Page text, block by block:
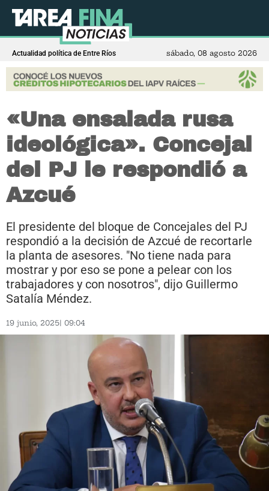
Actualidad política de Entre Ríos sábado, 08 agosto 2026
«Una ensalada rusa
ideológica». Concejal
del PJ le respondió a
Azcué
El presidente del bloque de Concejales del PJ
respondió a la decisión de Azcué de recortarle
la planta de asesores. "No tiene nada para
mostrar y por eso se pone a pelear con los
trabajadores y con nosotros", dijo Guillermo
Satalía Méndez.
19 junio, 2025| 09:04